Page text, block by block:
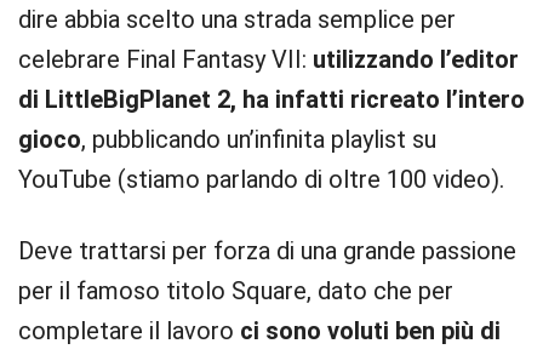
dire abbia scelto una strada semplice per
celebrare Final Fantasy VII: utilizzando l’editor
di LittleBigPlanet 2, ha infatti ricreato l’intero
gioco, pubblicando un’infinita playlist su
YouTube (stiamo parlando di oltre 100 video).
Deve trattarsi per forza di una grande passione
per il famoso titolo Square, dato che per
completare il lavoro ci sono voluti ben più di